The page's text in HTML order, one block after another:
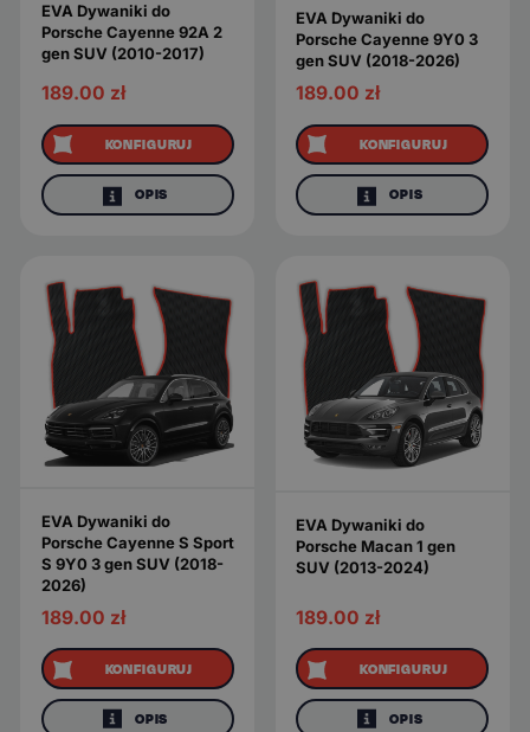
EVA Dywaniki do
Porsche Cayenne 92A 2
gen SUV (2010-2017)
189.00 zł
KONFIGURUJ
OPIS
EVA Dywaniki do
Porsche Cayenne 9Y0 3
gen SUV (2018-2026)
189.00 zł
KONFIGURUJ
OPIS
EVA Dywaniki do
Porsche Cayenne S Sport
S 9Y0 3 gen SUV (2018-
2026)
189.00 zł
KONFIGURUJ
OPIS
EVA Dywaniki do
Porsche Macan 1 gen
SUV (2013-2024)
189.00 zł
KONFIGURUJ
OPIS